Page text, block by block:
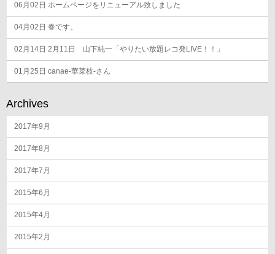
06月02日 ホームページをリニューアル致しました
04月02日 春です。
02月14日 2月11日 山下純一「やりたい放題レコ発LIVE！！」
01月25日 canae-華菜枝-さん
Archives
2017年9月
2017年8月
2017年7月
2015年6月
2015年4月
2015年2月